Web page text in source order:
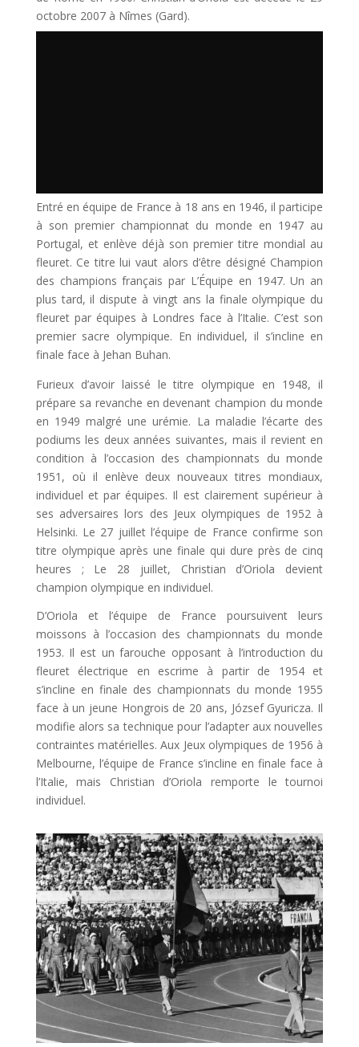
octobre 2007 à Nîmes (Gard).
Entré en équipe de France à 18 ans en 1946, il participe
à son premier championnat du monde en 1947 au
Portugal, et enlève déjà son premier titre mondial au
fleuret. Ce titre lui vaut alors d’être désigné Champion
des champions français par L’Équipe en 1947. Un an
plus tard, il dispute à vingt ans la finale olympique du
fleuret par équipes à Londres face à l’Italie. C’est son
premier sacre olympique. En individuel, il s’incline en
finale face à Jehan Buhan.
Furieux d’avoir laissé le titre olympique en 1948, il
prépare sa revanche en devenant champion du monde
en 1949 malgré une urémie. La maladie l’écarte des
podiums les deux années suivantes, mais il revient en
condition à l’occasion des championnats du monde
1951, où il enlève deux nouveaux titres mondiaux,
individuel et par équipes. Il est clairement supérieur à
ses adversaires lors des Jeux olympiques de 1952 à
Helsinki. Le 27 juillet l’équipe de France confirme son
titre olympique après une finale qui dure près de cinq
heures ; Le 28 juillet, Christian d’Oriola devient
champion olympique en individuel.
D’Oriola et l’équipe de France poursuivent leurs
moissons à l’occasion des championnats du monde
1953. Il est un farouche opposant à l’introduction du
fleuret électrique en escrime à partir de 1954 et
s’incline en finale des championnats du monde 1955
face à un jeune Hongrois de 20 ans, József Gyuricza. Il
modifie alors sa technique pour l’adapter aux nouvelles
contraintes matérielles. Aux Jeux olympiques de 1956 à
Melbourne, l’équipe de France s’incline en finale face à
l’Italie, mais Christian d’Oriola remporte le tournoi
individuel.